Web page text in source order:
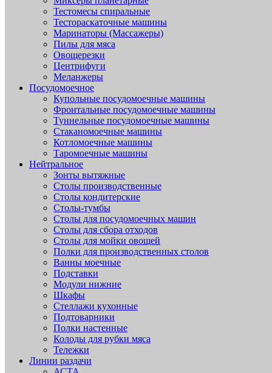
Тестомесы спиральные
Тестораскаточные машины
Маринаторы (Массажеры)
Пилы для мяса
Овощерезки
Центрифуги
Меланжеры
Посудомоечное
Купольные посудомоечные машины
Фронтальные посудомоечные машины
Туннельные посудомоечные машины
Стаканомоечные машины
Котломоечные машины
Таромоечные машины
Нейтральное
Зонты вытяжные
Столы производственные
Столы кондитерские
Столы-тумбы
Столы для посудомоечных машин
Столы для сбора отходов
Столы для мойки овощей
Полки для производственных столов
Ванны моечные
Подставки
Модули нижние
Шкафы
Стеллажи кухонные
Подтоварники
Полки настенные
Колоды для рубки мяса
Тележки
Линии раздачи